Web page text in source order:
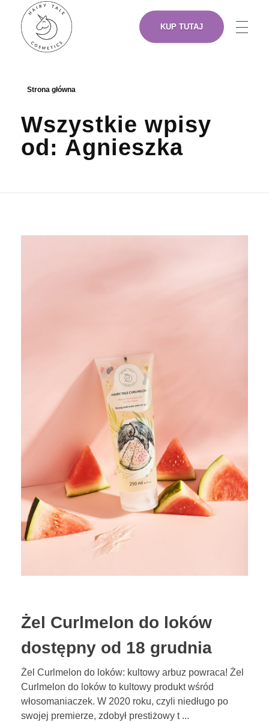
Hairy Tale Cosmetics
KUP TUTAJ
O NAS
TEST POROWATOŚCI
Strona główna
Wszystkie wpisy
od: Agnieszka
Żel Curlmelon do loków
dostępny od 18 grudnia
Żel Curlmelon do loków: kultowy arbuz powraca! Żel
Curlmelon do loków to kultowy produkt wśród
włosomaniaczek. W 2020 roku, czyli niedługo po
swojej premierze, zdobył prestiżowy t ...